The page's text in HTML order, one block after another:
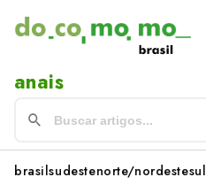
anais
brasilsudestenorte/nordestesul